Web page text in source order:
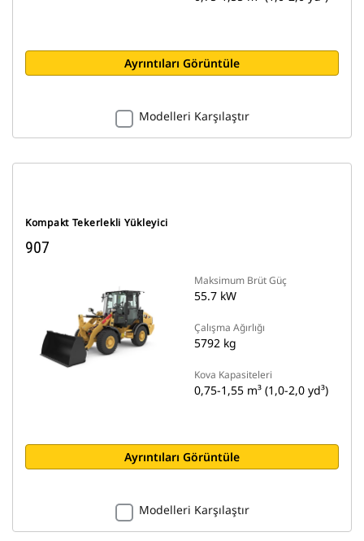
Ayrıntıları Görüntüle
Modelleri Karşılaştır
Kompakt Tekerlekli Yükleyici
907
Maksimum Brüt Güç
55.7 kW
Çalışma Ağırlığı
5792 kg
Kova Kapasiteleri
0,75-1,55 m³ (1,0-2,0 yd³)
Ayrıntıları Görüntüle
Modelleri Karşılaştır